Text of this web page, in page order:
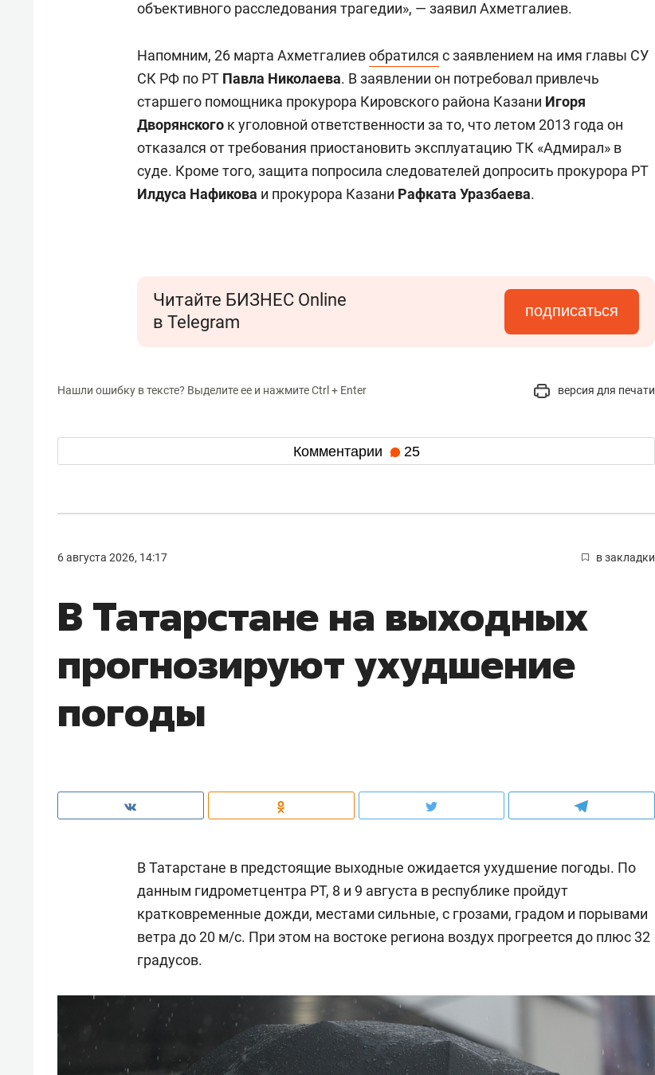
объективного расследования трагедии», — заявил Ахметгалиев.
Напомним, 26 марта Ахметгалиевобратился с заявлением на имя главы СУ
СК РФ по РТ Павла Николаева. В заявлении он потребовал привлечь
старшего помощника прокурора Кировского района Казани Игоря
Дворянского к уголовной ответственности за то, что летом 2013 года он
отказался от требования приостановить эксплуатацию ТК «Адмирал» в
суде. Кроме того, защита попросила следователей допросить прокурора РТ
Илдуса Нафикова и прокурора Казани Рафката Уразбаева.
Читайте БИЗНЕС Online
в Telegram
подписаться
Нашли ошибку в тексте? Выделите ее и нажмите Ctrl + Enter версия для печати
Комментарии 25
6 августа 2026, 14:17 в закладки
В Татарстане на выходных
прогнозируют ухудшение
погоды
В Татарстане в предстоящие выходные ожидается ухудшение погоды. По
данным гидрометцентра РТ, 8 и 9 августа в республике пройдут
кратковременные дожди, местами сильные, с грозами, градом и порывами
ветра до 20 м/с. При этом на востоке региона воздух прогреется до плюс 32
градусов.